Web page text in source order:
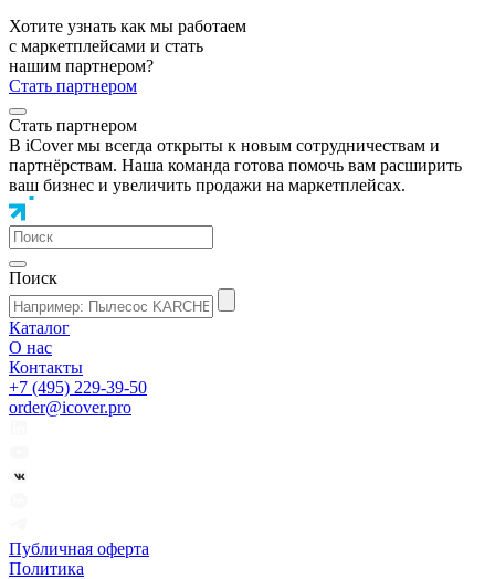
Хотите узнать как мы работаем
с маркетплейсами и стать
нашим партнером?
Стать партнером
Стать партнером
В iCover мы всегда открыты к новым сотрудничествам и
партнёрствам. Наша команда готова помочь вам расширить
ваш бизнес и увеличить продажи на маркетплейсах.
Поиск
Каталог
О нас
Контакты
+7 (495) 229-39-50
order@icover.pro
Публичная оферта
Политика